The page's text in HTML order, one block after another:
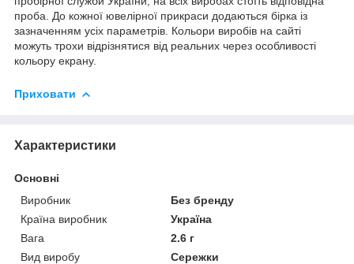
проба. До кожної ювелірної прикраси додаються бірка із
зазначенням усіх параметрів. Кольори виробів на сайті
можуть трохи відрізнятися від реальних через особливості
кольору екрану.
Приховати
Характеристики
Основні
Виробник
Без бренду
Країна виробник
Україна
Вага
2.6 г
Вид виробу
Сережки